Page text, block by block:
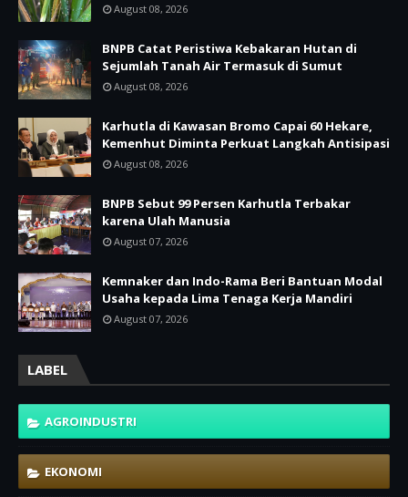
August 08, 2026
BNPB Catat Peristiwa Kebakaran Hutan di
Sejumlah Tanah Air Termasuk di Sumut
August 08, 2026
Karhutla di Kawasan Bromo Capai 60 Hekare,
Kemenhut Diminta Perkuat Langkah Antisipasi
August 08, 2026
BNPB Sebut 99 Persen Karhutla Terbakar
karena Ulah Manusia
August 07, 2026
Kemnaker dan Indo-Rama Beri Bantuan Modal
Usaha kepada Lima Tenaga Kerja Mandiri
August 07, 2026
LABEL
AGROINDUSTRI
EKONOMI